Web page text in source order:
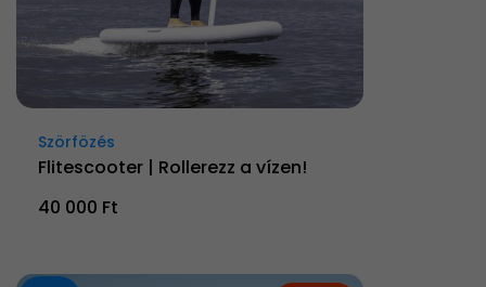
Szörfözés
Flitescooter | Rollerezz a vízen!
40 000 Ft